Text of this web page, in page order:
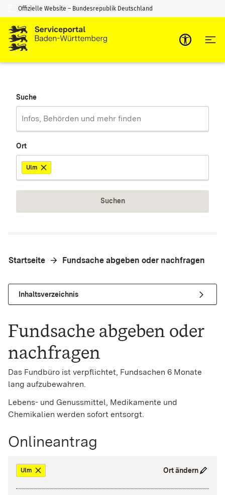
Zum Inhalt springen
Zur Suche springen
Offizielle Website – Bundesrepublik Deutschland
Suche
Ort
Ulm
Suchen
Startseite Fundsache abgeben oder nachfragen
Inhaltsverzeichnis
Fundsache abgeben oder
nachfragen
Das Fundbüro ist verpflichtet, Fundsachen 6 Monate
lang aufzubewahren.
Lebens- und Genussmittel, Medikamente und
Chemikalien werden sofort entsorgt.
Onlineantrag
Ulm Ort ändern